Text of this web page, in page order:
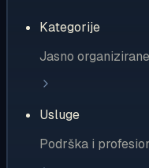
Kategorije
Jasno
Usluge
Podrška i